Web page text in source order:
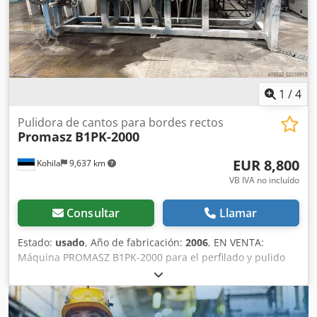
1 /4
Kohila 9,637 km
Pulidora de cantos para bordes rectos
Promasz B1PK-2000
EUR 8,800
VB IVA no incluído
Consultar Llamar
Estado: usado, Año de fabricación: 2006, EN VENTA:
Máquina PROMASZ B1PK-2000 para el perfilado y pulido
de bordes Máquina PROMASZ B1PK-2000 para el perfilado
y pulido de bordes de piedra, en perfecto estado de
funcionamiento. La máquina se ha utilizado en un taller